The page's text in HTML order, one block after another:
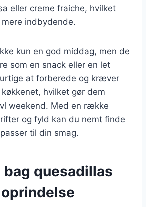
eller creme fraiche, hvilket
indbydende.
kun en god middag, men de
som en snack eller en let
at forberede og kræver
hvilket gør dem
weekend. Med en række
og fyld kan du nemt finde
til din smag.
quesadillas